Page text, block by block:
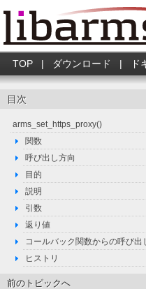
TOP | ダウンロード | ド
目次
arms_set_https_proxy()
関数
呼び出し方向
目的
説明
引数
返り値
コールバック関数からの呼び出
ヒストリ
前のトピックへ